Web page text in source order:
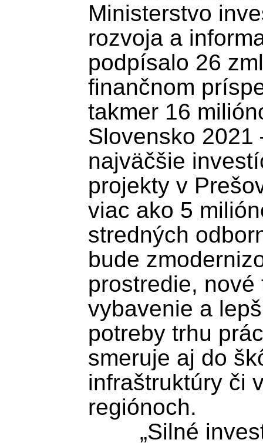
Ministerstvo
rozvoja a
podpísalo 26
finančnom
takmer 16
Slovensko 2021
najväčšie
projekty v
viac ako 5
stredných
bude
prostredie,
vybavenie a
potreby trhu
smeruje aj do
infraštruktúry či
regiónoch.